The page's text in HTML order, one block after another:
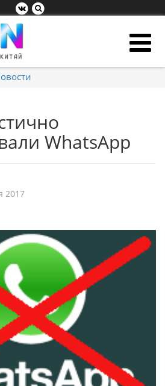
WhatsApp
2017